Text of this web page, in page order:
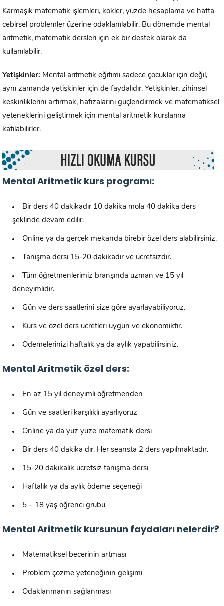
Karmaşık matematik işlemleri, kökler, yüzde hesaplama ve hatta
cebirsel problemler üzerine odaklanılabilir. Bu dönemde mental
aritmetik, matematik dersleri için ek bir destek olarak da
kullanılabilir.
Yetişkinler: Mental aritmetik eğitimi sadece çocuklar için değil,
aynı zamanda yetişkinler için de faydalıdır. Yetişkinler, zihinsel
keskinliklerini artırmak, hafızalarını güçlendirmek ve matematiksel
yeteneklerini geliştirmek için mental aritmetik kurslarına
katılabilirler.
Mental Aritmetik kurs programı:
Bir ders 40 dakikadır 10 dakika mola 40 dakika ders
şeklinde devam edilir.
Online ya da gerçek mekanda birebir özel ders alabilirsiniz.
Tanışma dersi 15-20 dakikadır ve ücretsizdir.
Tüm öğretmenlerimiz branşında uzman ve 15 yıl
deneyimlidir.
Gün ve ders saatlerini size göre ayarlayabiliyoruz.
Kurs ve özel ders ücretleri uygun ve ekonomiktir.
Ödemelerinizi haftalık ya da aylık yapabilirsiniz.
Mental Aritmetik özel ders:
En az 15 yıl deneyimli öğretmenden
Gün ve saatleri karşılıklı ayarlıyoruz
Online ya da yüz yüze matematik dersi
Bir ders 40 dakika dır. Her seansta 2 ders yapılmaktadır.
15-20 dakikalık ücretsiz tanışma dersi
Haftalık ya da aylık ödeme seçeneği
5 – 18 yaş öğrenci grubu
Mental Aritmetik kursunun faydaları nelerdir?
Matematiksel becerinin artması
Problem çözme yeteneğinin gelişimi
Odaklanmanın sağlanması